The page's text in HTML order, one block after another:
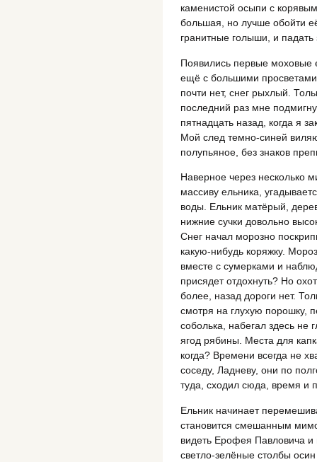
каменистой осыпи с
большая, но лучше обойти
гранитные голыши, и
Появились первые моховые
ещё с большими просветами
почти нет, снег рыхлый.
последний раз мне
пятнадцать назад, когда я
Мой след темно-синей
полупьяное, без знаков
Наверное через несколько
массиву ельника,
воды. Ельник матёрый,
нижние сучки довольно
Снег начал морозно
какую-нибудь коряжку.
вместе с сумерками и
присядет отдохнуть? Но
более, назад дороги нет.
смотря на глухую порошку,
соболька, набегал здесь не
ягод рябины. Места для
когда? Времени всегда не
соседу, Ладневу, они по
туда, сходил сюда, время и
Ельник начинает
становится смешанным
видеть Ерофея Павловича
светло-зелёные столбы